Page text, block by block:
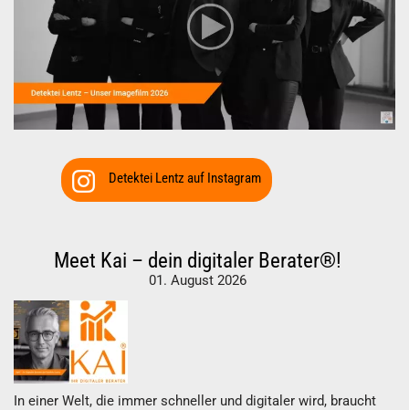
Detektei Lentz auf Instagram
Meet Kai – dein digitaler Berater®!
01. August 2026
In einer Welt, die immer schneller und digitaler wird, braucht